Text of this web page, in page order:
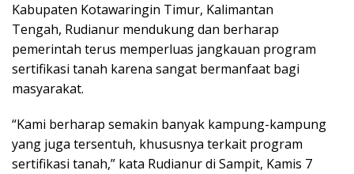
Kabupaten Kotawaringin Timur, Kalimantan
Tengah, Rudianur mendukung dan berharap
pemerintah terus memperluas jangkauan program
sertifikasi tanah karena sangat bermanfaat bagi
masyarakat.
“Kami berharap semakin banyak kampung-kampung
yang juga tersentuh, khususnya terkait program
sertifikasi tanah,” kata Rudianur di Sampit, Kamis 7